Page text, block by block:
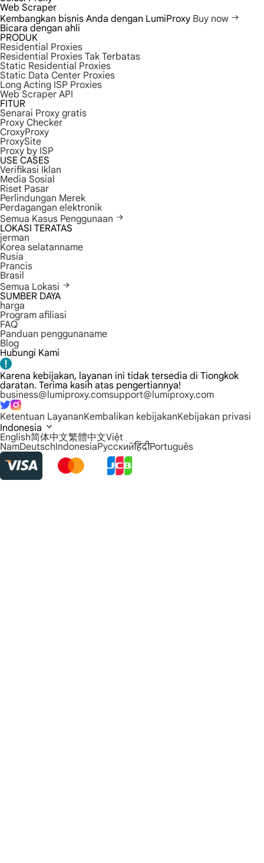
Web Scraper
Kembangkan bisnis Anda dengan LumiProxy Buy now
Bicara dengan ahli
PRODUK
Residential Proxies
Residential Proxies Tak Terbatas
Static Residential Proxies
Static Data Center Proxies
Long Acting ISP Proxies
Web Scraper API
FITUR
Senarai Proxy gratis
Proxy Checker
CroxyProxy
ProxySite
Proxy by ISP
USE CASES
Verifikasi Iklan
Media Sosial
Riset Pasar
Perlindungan Merek
Perdagangan elektronik
Semua Kasus Penggunaan
LOKASI TERATAS
jerman
Korea selatanname
Rusia
Prancis
Brasil
Semua Lokasi
SUMBER DAYA
harga
Program afiliasi
FAQ
Panduan penggunaname
Blog
Hubungi Kami
Karena kebijakan, layanan ini tidak tersedia di Tiongkok
daratan. Terima kasih atas pengertiannya!
business@lumiproxy.comsupport@lumiproxy.com
Ketentuan LayananKembalikan kebijakanKebijakan privasi
Indonesia
English简体中文繁體中文Việt
NamDeutschIndonesiaРусскийहिंदीPortuguês